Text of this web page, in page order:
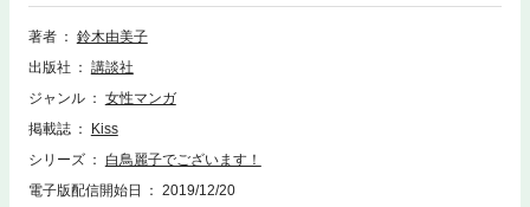
てくるのか!? 白鳥麗子は永遠に不滅です!! オヤジになっても勘違いパワ
ー炸裂の第６巻!!
著者
鈴木由美子
出版社
講談社
ジャンル
女性マンガ
掲載誌
Kiss
シリーズ
白鳥麗子でございます！
電子版配信開始日
2019/12/20